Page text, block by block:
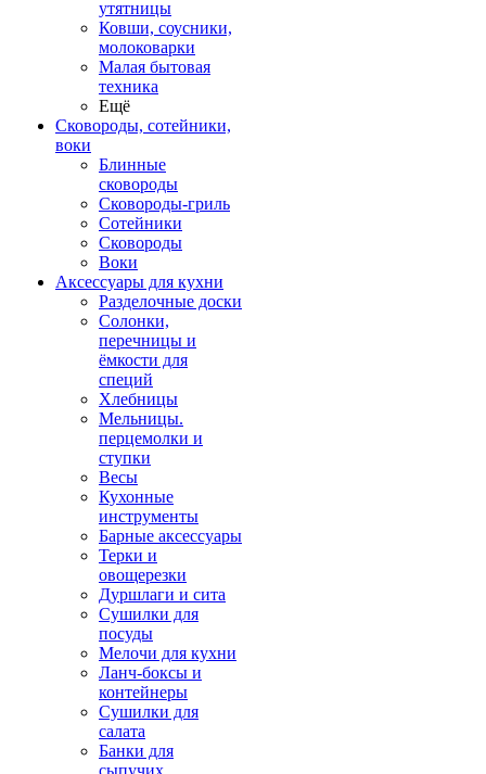
утятницы
Ковши, соусники,
молоковарки
Малая бытовая
техника
Ещё
Сковороды, сотейники,
воки
Блинные
сковороды
Сковороды-гриль
Сотейники
Сковороды
Воки
Аксессуары для кухни
Разделочные доски
Солонки,
перечницы и
ёмкости для
специй
Хлебницы
Мельницы.
перцемолки и
ступки
Весы
Кухонные
инструменты
Барные аксессуары
Терки и
овощерезки
Дуршлаги и сита
Сушилки для
посуды
Мелочи для кухни
Ланч-боксы и
контейнеры
Сушилки для
салата
Банки для
сыпучих